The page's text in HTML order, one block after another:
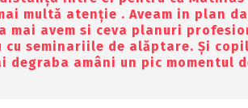
multă atenție . Aveam in plan
mai avem si ceva planuri
cu seminariile de alăptare. Și
degraba amâni un pic momentul